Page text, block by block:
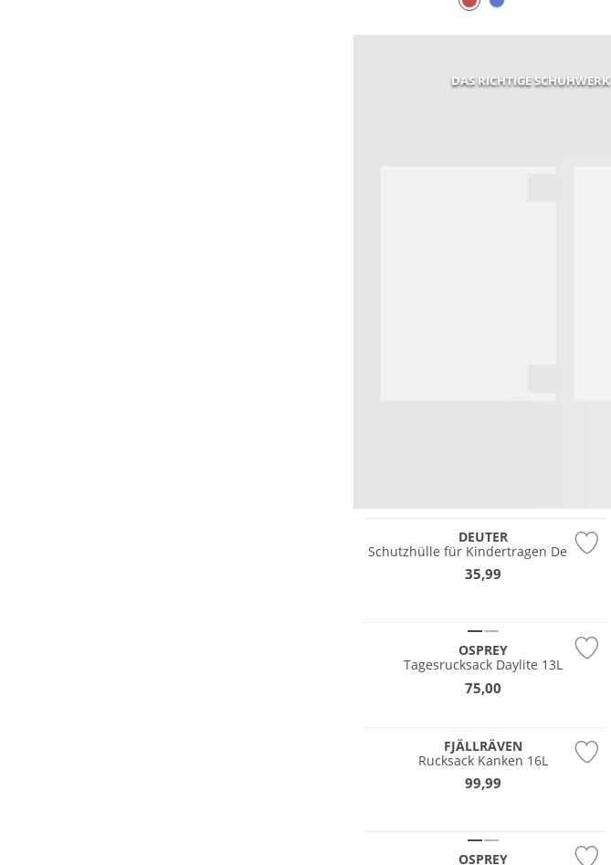
DAS RICHTIGE SCHUHWERK
DEUTER
Schutzhülle für Kindertragen De Luxe
35,99
OSPREY
Tagesrucksack Daylite 13L
75,00
FJÄLLRÄVEN
Rucksack Kanken 16L
99,99
OSPREY